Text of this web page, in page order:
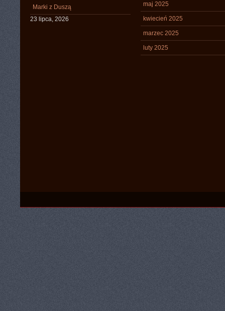
Marki z Duszą
23 lipca, 2026
maj 2025
kwiecień 2025
marzec 2025
luty 2025